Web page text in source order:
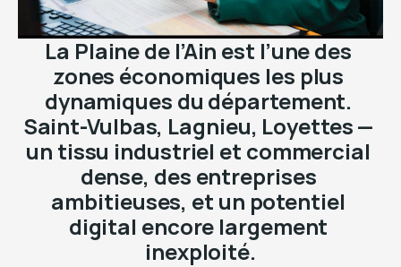
La Plaine de l’Ain est l’une des
zones économiques les plus
dynamiques du département.
Saint-Vulbas, Lagnieu, Loyettes —
un tissu industriel et commercial
dense, des entreprises
ambitieuses, et un potentiel
digital encore largement
inexploité.